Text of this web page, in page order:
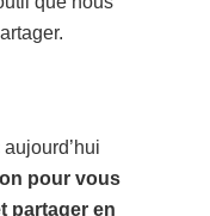
pour vous
partager en